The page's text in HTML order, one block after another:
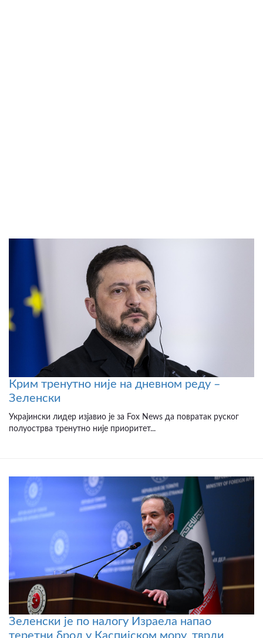
Крим тренутно није на дневном реду –
Зеленски
Украјински лидер изјавио је за Fox News да повратак руског
полуострва тренутно није приоритет...
Зеленски је по налогу Израела напао
теретни брод у Каспијском мору, тврди